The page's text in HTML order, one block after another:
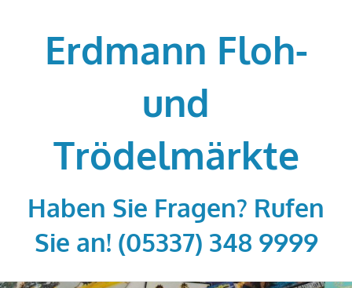
Erdmann Floh-
und
Trödelmärkte
Haben Sie Fragen? Rufen
Sie an! (05337) 348 9999